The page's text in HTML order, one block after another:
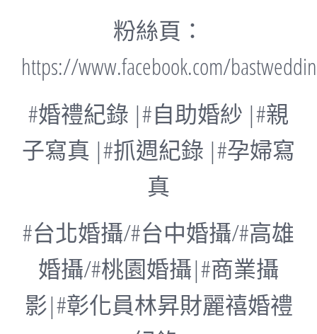
粉絲頁：
https://www.facebook.com/
#婚禮紀錄 |#自助婚紗 |#親
子寫真 |#抓週紀錄 |#孕婦寫
真
#台北婚攝/#台中婚攝/#高雄
婚攝/#桃園婚攝|#商業攝
影|#彰化員林昇財麗禧婚禮